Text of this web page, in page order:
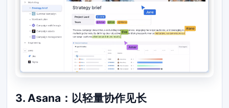
3. Asana：以轻量协作见长